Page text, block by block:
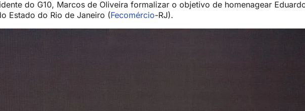
do G10, Marcos de Oliveira formalizar o objetivo de homenagear
Estado do Rio de Janeiro (Fecomércio-RJ).